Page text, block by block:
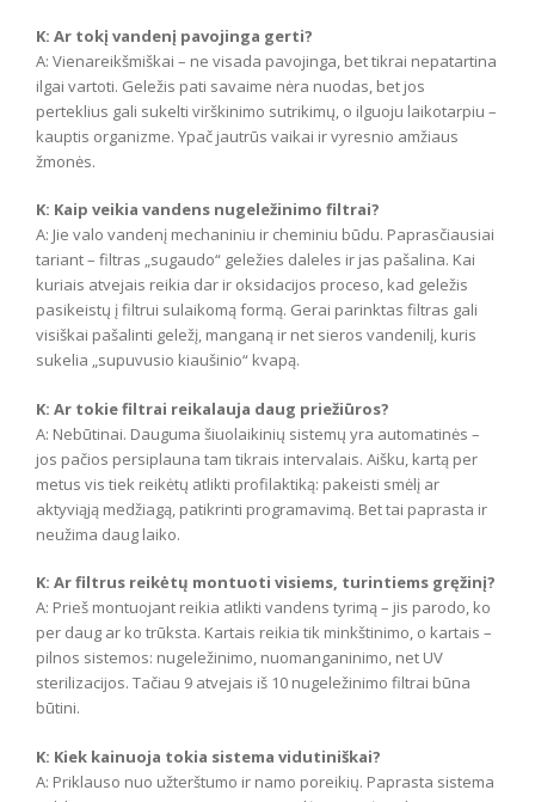
K: Ar tokį vandenį pavojinga gerti?
A: Vienareikšmiškai – ne visada pavojinga, bet tikrai nepatartina
ilgai vartoti. Geležis pati savaime nėra nuodas, bet jos
perteklius gali sukelti virškinimo sutrikimų, o ilguoju laikotarpiu –
kauptis organizme. Ypač jautrūs vaikai ir vyresnio amžiaus
žmonės.
K: Kaip veikia vandens nugeležinimo filtrai?
A: Jie valo vandenį mechaniniu ir cheminiu būdu. Paprasčiausiai
tariant – filtras „sugaudo“ geležies daleles ir jas pašalina. Kai
kuriais atvejais reikia dar ir oksidacijos proceso, kad geležis
pasikeistų į filtrui sulaikomą formą. Gerai parinktas filtras gali
visiškai pašalinti geležį, manganą ir net sieros vandenilį, kuris
sukelia „supuvusio kiaušinio“ kvapą.
K: Ar tokie filtrai reikalauja daug priežiūros?
A: Nebūtinai. Dauguma šiuolaikinių sistemų yra automatinės –
jos pačios persiplauna tam tikrais intervalais. Aišku, kartą per
metus vis tiek reikėtų atlikti profilaktiką: pakeisti smėlį ar
aktyviąją medžiagą, patikrinti programavimą. Bet tai paprasta ir
neužima daug laiko.
K: Ar filtrus reikėtų montuoti visiems, turintiems gręžinį?
A: Prieš montuojant reikia atlikti vandens tyrimą – jis parodo, ko
per daug ar ko trūksta. Kartais reikia tik minkštinimo, o kartais –
pilnos sistemos: nugeležinimo, nuomanganinimo, net UV
sterilizacijos. Tačiau 9 atvejais iš 10 nugeležinimo filtrai būna
būtini.
K: Kiek kainuoja tokia sistema vidutiniškai?
A: Priklauso nuo užterštumo ir namo poreikių. Paprasta sistema